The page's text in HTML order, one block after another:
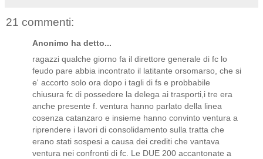
21 commenti:
Anonimo ha detto...
ragazzi qualche giorno fa il direttore generale di fc lo
feudo pare abbia incontrato il latitante orsomarso, che si
e' accorto solo ora dopo i tagli di fs e probbabile
chiusura fc di possedere la delega ai trasporti,i tre era
anche presente f. ventura hanno parlato della linea
cosenza catanzaro e insieme hanno convinto ventura a
riprendere i lavori di consolidamento sulla tratta che
erano stati sospesi a causa dei crediti che vantava
ventura nei confronti di fc. Le DUE 200 accantonate a